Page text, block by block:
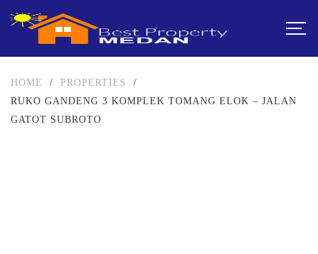
HOME / PROPERTIES
/
RUKO GANDENG 3 KOMPLEK TOMANG ELOK – JALAN
GATOT SUBROTO